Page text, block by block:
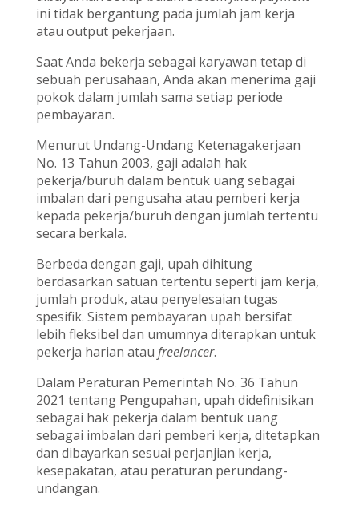
ini tidak bergantung pada jumlah jam kerja
atau output pekerjaan.
Saat Anda bekerja sebagai karyawan tetap di
sebuah perusahaan, Anda akan menerima gaji
pokok dalam jumlah sama setiap periode
pembayaran.
Menurut Undang-Undang Ketenagakerjaan
No. 13 Tahun 2003, gaji adalah hak
pekerja/buruh dalam bentuk uang sebagai
imbalan dari pengusaha atau pemberi kerja
kepada pekerja/buruh dengan jumlah tertentu
secara berkala.
Berbeda dengan gaji, upah dihitung
berdasarkan satuan tertentu seperti jam kerja,
jumlah produk, atau penyelesaian tugas
spesifik. Sistem pembayaran upah bersifat
lebih fleksibel dan umumnya diterapkan untuk
pekerja harian atau freelancer.
Dalam Peraturan Pemerintah No. 36 Tahun
2021 tentang Pengupahan, upah didefinisikan
sebagai hak pekerja dalam bentuk uang
sebagai imbalan dari pemberi kerja, ditetapkan
dan dibayarkan sesuai perjanjian kerja,
kesepakatan, atau peraturan perundang-
undangan.